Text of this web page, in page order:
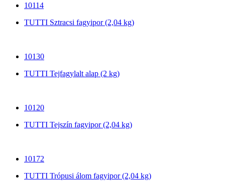
10114
TUTTI Sztracsi fagyipor (2,04 kg)
10130
TUTTI Tejfagylalt alap (2 kg)
10120
TUTTI Tejszín fagyipor (2,04 kg)
10172
TUTTI Trópusi álom fagyipor (2,04 kg)